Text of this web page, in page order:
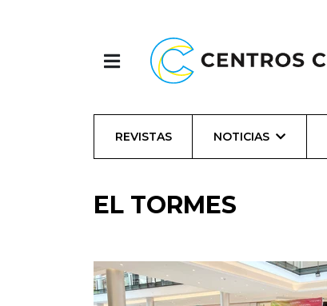
REVISTAS NOTICIAS
EL TORMES